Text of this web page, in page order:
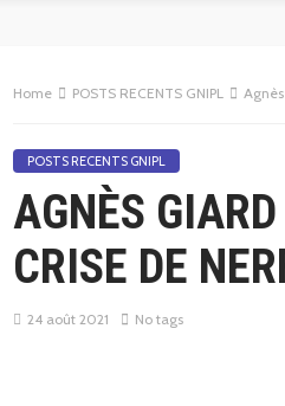
Home POSTS RECENTS GNIPL
POSTS RECENTS GNIPL
AGNÈS
CRISE DE
24 août 2021 No tags